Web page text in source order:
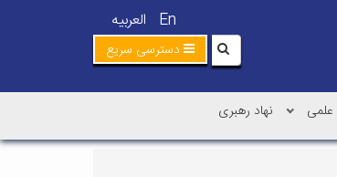
En العربیه
دسترسی سریع
نهاد رهبری